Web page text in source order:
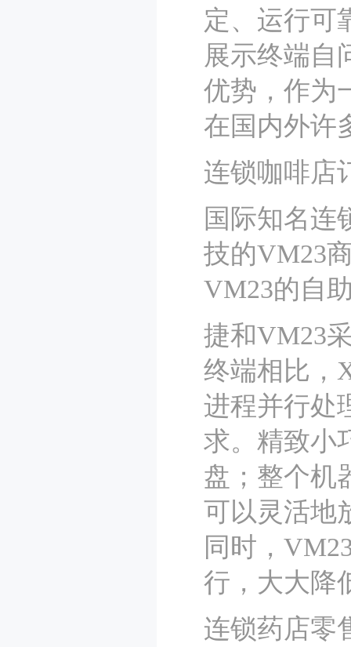
定、运行可
展示终端自
优势，作为
在国内外许
连锁咖啡店
国际知名连
技的VM23
VM23的自
捷和VM23
终端相比，
进程并行处
求。精致小
盘；整个机
可以灵活地
同时，
行，大大降
连锁药店零